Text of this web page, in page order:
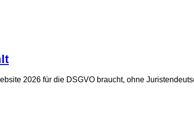
2026 für die DSGVO braucht, ohne